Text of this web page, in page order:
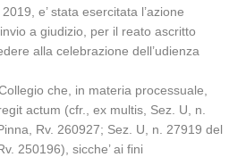
e’ stata esercitata l’azione
a giudizio, per il reato ascritto
alla celebrazione dell’udienza
che, in materia processuale,
actum (cfr., ex multis, Sez. U, n.
Rv. 260927; Sez. U, n. 27919 del
250196), sicche’ ai fini